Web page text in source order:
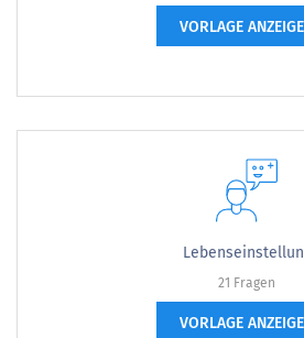
VORLAGE
21 Fragen
VORLAGE